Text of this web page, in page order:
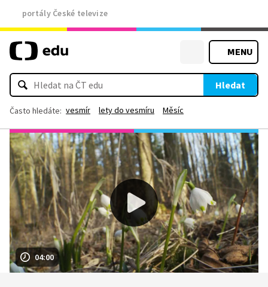
portály České televize
MENU
Hledat
Často hledáte: vesmír lety do vesmíru Měsíc
04:00